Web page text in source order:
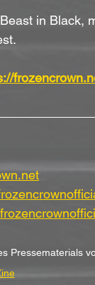
in Black,
Pressematerials